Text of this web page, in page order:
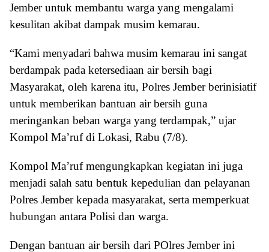
Jember untuk membantu warga yang mengalami
kesulitan akibat dampak musim kemarau.
“Kami menyadari bahwa musim kemarau ini sangat
berdampak pada ketersediaan air bersih bagi
Masyarakat, oleh karena itu, Polres Jember berinisiatif
untuk memberikan bantuan air bersih guna
meringankan beban warga yang terdampak,” ujar
Kompol Ma’ruf di Lokasi, Rabu (7/8).
Kompol Ma’ruf mengungkapkan kegiatan ini juga
menjadi salah satu bentuk kepedulian dan pelayanan
Polres Jember kepada masyarakat, serta memperkuat
hubungan antara Polisi dan warga.
Dengan bantuan air bersih dari POlres Jember ini